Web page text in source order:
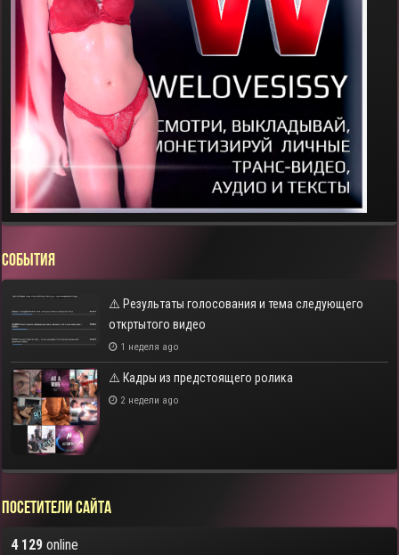
СОБЫТИЯ
⚠️ Результаты голосования и тема следующего
откртытого видео
1 неделя ago
⚠️ Кадры из предстоящего ролика
2 недели ago
Посетители сайта
4 129 online